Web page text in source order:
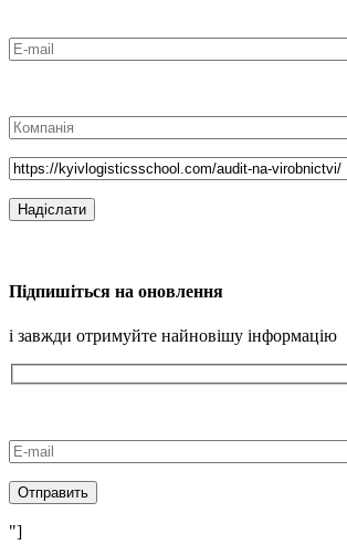
Підпишіться на оновлення
і завжди отримуйте найновішу інформацію
"]